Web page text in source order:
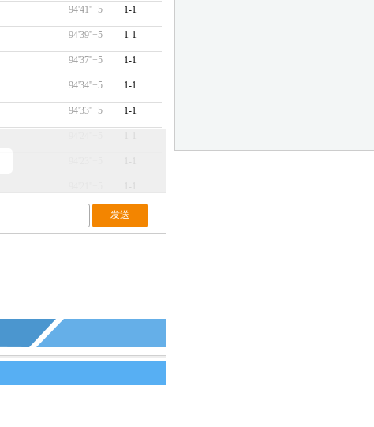
94'41''+5 1-1
94'39''+5 1-1
94'37''+5 1-1
94'34''+5 1-1
94'33''+5 1-1
1-1
94'16''+5 1-1